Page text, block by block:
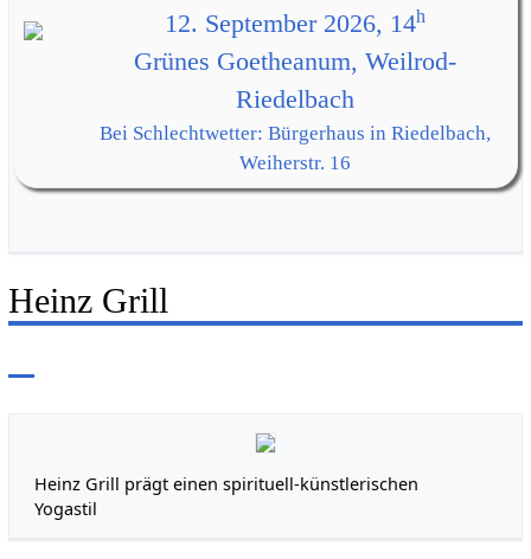
12. September 2026, 14h
Grünes Goetheanum, Weilrod-
Riedelbach
Bei Schlechtwetter: Bürgerhaus in Riedelbach,
Weiherstr. 16
Heinz Grill
Heinz Grill prägt einen spirituell-künstlerischen
Yogastil